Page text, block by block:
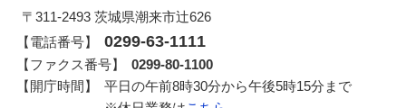
〒311-2493 茨城県潮来市辻626
【電話番号】
0299-63-1111
【ファクス番号】
0299-80-1100
【開庁時間】
平日の午前8時30分から午後5時15分まで